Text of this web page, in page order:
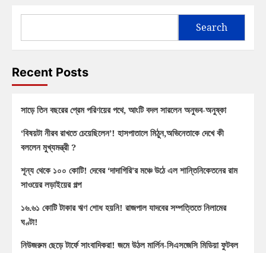
Search
Recent Posts
সাড়ে তিন বছরের প্রেম পরিণয়ের পথে, আংটি বদল সারলেন অনুভব-অনুষ্কা
‘বিষয়টা নীরব রাখতে চেয়েছিলেন’! হাসপাতালে মিঠুন,অভিনেতাকে দেখে কী
বললেন মুখ্যমন্ত্রী ?
শূন্য থেকে ১০০ কোটি! দেবের ‘দাদাগিরি’র মঞ্চে উঠে এল শান্তিনিকেতনের রাম
সাওয়ের লড়াইয়ের গল্প
১৬.৬১ কোটি টাকার ঋণ শোধ হয়নি! রাজপাল যাদবের সম্পত্তিতে নিলামের
ঘণ্টা!
নিউজরুম ছেড়ে টার্ফে সাংবাদিকরা! জমে উঠল মার্লিন-সিএসজেসি মিডিয়া ফুটবল